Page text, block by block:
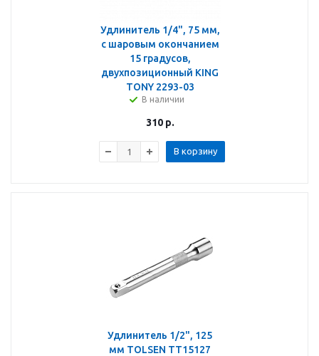
Удлинитель 1/4", 75 мм,
с шаровым окончанием
15 градусов,
двухпозиционный KING
TONY 2293-03
В наличии
310р.
В корзину
Удлинитель 1/2", 125
мм TOLSEN TT15127